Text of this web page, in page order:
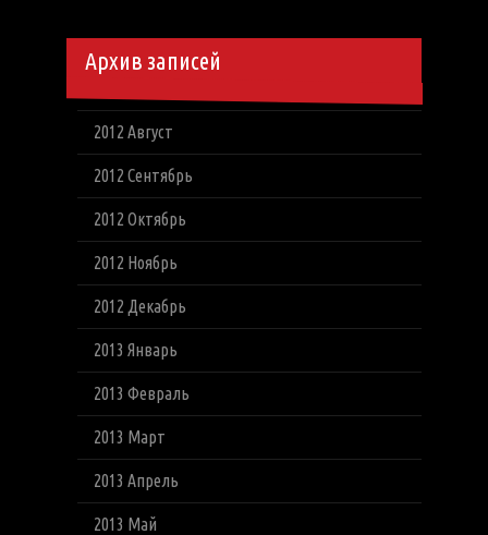
Архив записей
2012 Август
2012 Сентябрь
2012 Октябрь
2012 Ноябрь
2012 Декабрь
2013 Январь
2013 Февраль
2013 Март
2013 Апрель
2013 Май